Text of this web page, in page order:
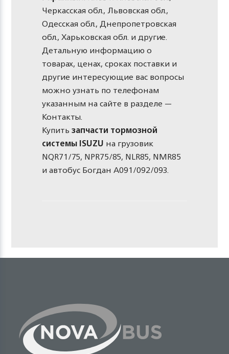
Черкасская обл., Львовская обл.,
Одесская обл., Днепропетровская
обл., Харьковская обл. и другие.
Детальную информацию о
товарах, ценах, сроках поставки и
другие интересующие вас вопросы
можно узнать по телефонам
указанным на сайте в разделе —
Контакты.
Купитьзапчасти тормозной
системы ISUZU на грузовик
NQR71/75, NPR75/85, NLR85, NMR85
и автобус Богдан А091/092/093.